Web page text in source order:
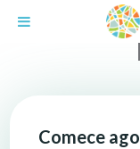
Comece